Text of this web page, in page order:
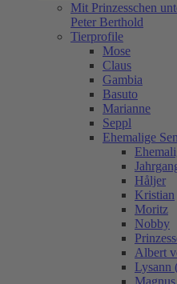
Mit Prinzesschen
Peter Berthold
Tierprofile
Mose
Claus
Gambia
Basuto
Marianne
Seppl
Ehemalige
Håljer
Kristian
Moritz
Nobby
Albert
Lysann
Magnus